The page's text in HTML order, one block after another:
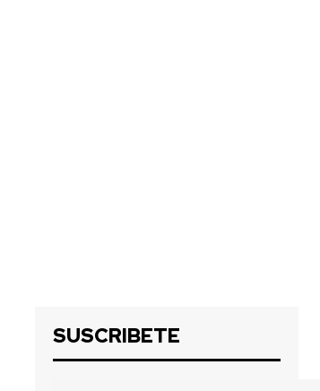
SUSCRIBETE